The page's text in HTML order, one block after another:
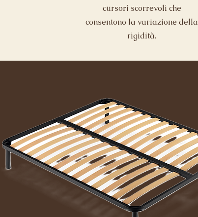
cursori scorrevoli che
consentono la variazione della
rigidità.